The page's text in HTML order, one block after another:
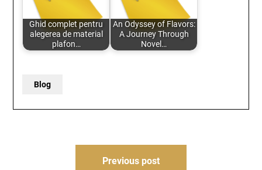
Ghid complet pentru
alegerea de material
plafon…
An Odyssey of Flavors:
A Journey Through
Novel…
Blog
Previous post